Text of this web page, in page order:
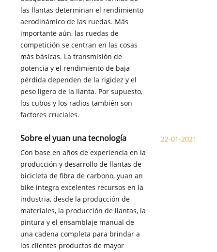
las llantas determinan el rendimiento
aerodinámico de las ruedas. Más
importante aún, las ruedas de
competición se centran en las cosas
más básicas. La transmisión de
potencia y el rendimiento de baja
pérdida dependen de la rigidez y el
peso ligero de la llanta. Por supuesto,
los cubos y los radios también son
factores cruciales.
Sobre el yuan una tecnología
Con base en años de experiencia en la
producción y desarrollo de llantas de
bicicleta de fibra de carbono, yuan an
bike integra excelentes recursos en la
industria, desde la producción de
materiales, la producción de llantas, la
pintura y el ensamblaje manual de
una cadena completa para brindar a
los clientes productos de mayor
22-01-2021